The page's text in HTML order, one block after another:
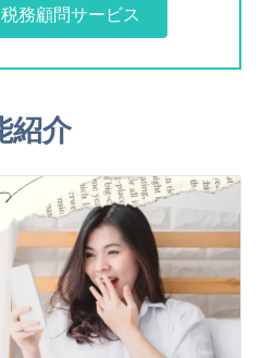
務顧問サービス
紹介